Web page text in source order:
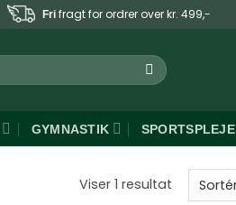
Fri fragt for ordrer over kr. 499,-
GYMNASTIK SPORTSPLEJE
Viser 1 resultat